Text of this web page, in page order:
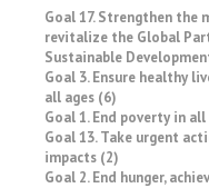
Goal 17. Strengthen the
revitalize the Global
Sustainable
Goal 3. Ensure healthy
all ages (6)
Goal 1. End poverty in
Goal 13. Take urgent
impacts (2)
Goal 2. End hunger,